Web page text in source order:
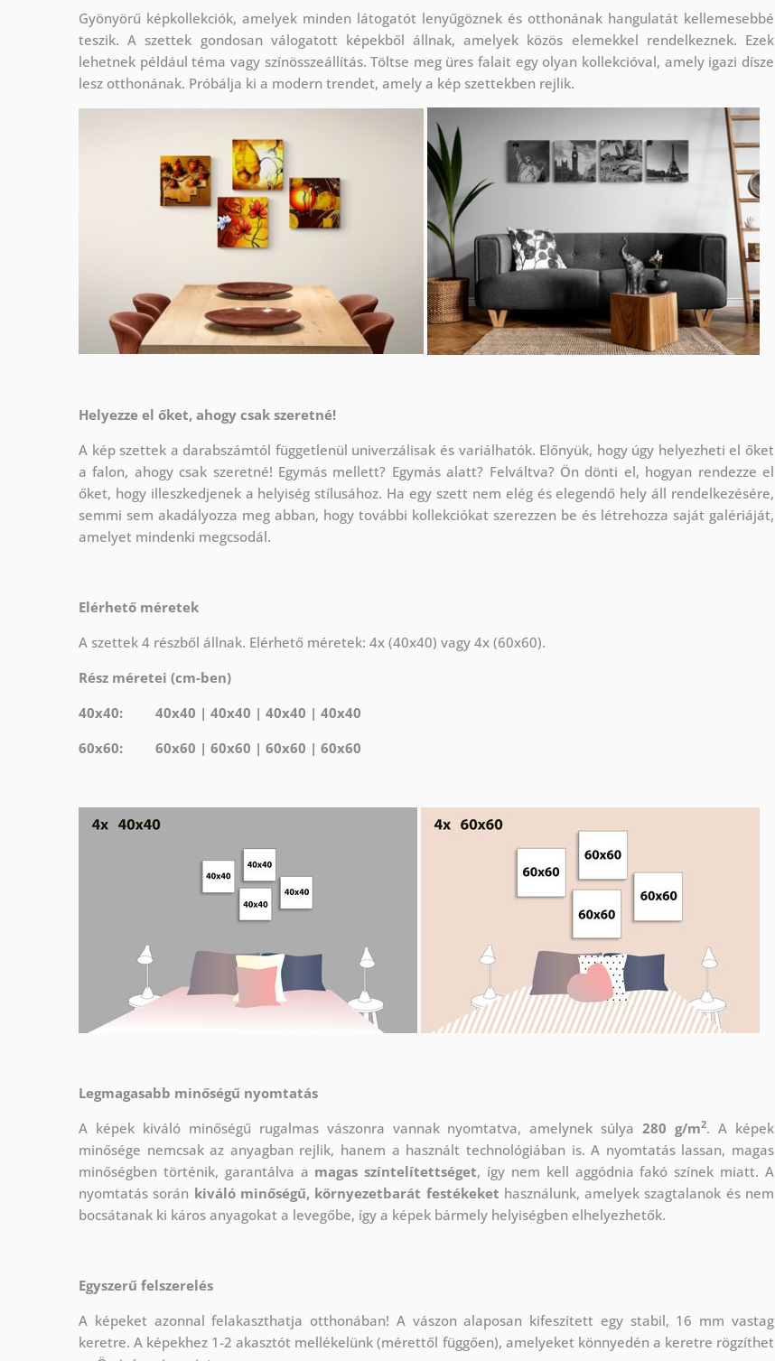
Gyönyörű képkollekciók, amelyek minden látogatót lenyűgöznek és otthonának hangulatát kellemesebbé
teszik. A szettek gondosan válogatott képekből állnak, amelyek közös elemekkel rendelkeznek. Ezek
lehetnek például téma vagy színösszeállítás. Töltse meg üres falait egy olyan kollekcióval, amely igazi dísze
lesz otthonának. Próbálja ki a modern trendet, amely a kép szettekben rejlik.
Helyezze el őket, ahogy csak szeretné!
A kép szettek a darabszámtól függetlenül univerzálisak és variálhatók. Előnyük, hogy úgy helyezheti el őket
a falon, ahogy csak szeretné! Egymás mellett? Egymás alatt? Felváltva? Ön dönti el, hogyan rendezze el
őket, hogy illeszkedjenek a helyiség stílusához. Ha egy szett nem elég és elegendő hely áll rendelkezésére,
semmi sem akadályozza meg abban, hogy további kollekciókat szerezzen be és létrehozza saját galériáját,
amelyet mindenki megcsodál.
Elérhető méretek
A szettek 4 részből állnak. Elérhető méretek: 4x (40x40) vagy 4x (60x60).
Rész méretei (cm-ben)
40x40: 40x40 | 40x40 | 40x40 | 40x40
60x60: 60x60 | 60x60 | 60x60 | 60x60
Legmagasabb minőségű nyomtatás
A képek kiváló minőségű rugalmas vászonra vannak nyomtatva, amelynek súlya280 g/m2. A képek
minősége nemcsak az anyagban rejlik, hanem a használt technológiában is. A nyomtatás lassan, magas
minőségben történik, garantálva a magas színtelítettséget, így nem kell aggódnia fakó színek miatt. A
nyomtatás során kiváló minőségű, környezetbarát festékeket használunk, amelyek szagtalanok és nem
bocsátanak ki káros anyagokat a levegőbe, így a képek bármely helyiségben elhelyezhetők.
Egyszerű felszerelés
A képeket azonnal felakaszthatja otthonában! A vászon alaposan kifeszített egy stabil, 16 mm vastag
keretre. A képekhez 1-2 akasztót mellékelünk (mérettől függően), amelyeket könnyedén a keretre rögzíthet